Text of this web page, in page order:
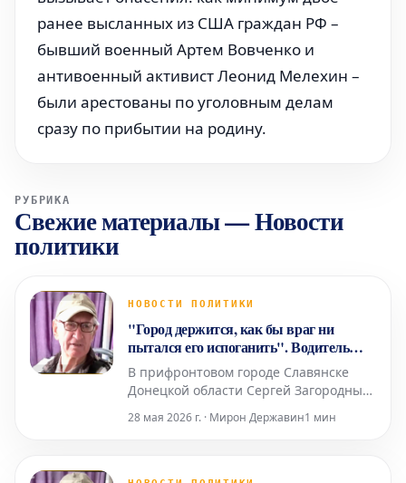
ранее высланных из США граждан РФ –
бывший военный Артем Вовченко и
антивоенный активист Леонид Мелехин –
были арестованы по уголовным делам
сразу по прибытии на родину.
РУБРИКА
Свежие материалы—Новости
политики
НОВОСТИ ПОЛИТИКИ
"Город держится, как бы враг ни
пытался его испоганить". Водитель
маршрутки и его пассажиры в
прифронтовом Славянске
В прифронтовом городе Славянске
Донецкой области Сергей Загородный
такси. С приближением российской
28 мая 2026 г. · Мирон Державин1 мин